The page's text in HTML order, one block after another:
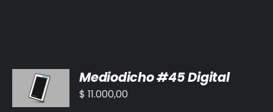
AL
CARRITO
/
Mediodicho #45 Digital
$ 11.000,00